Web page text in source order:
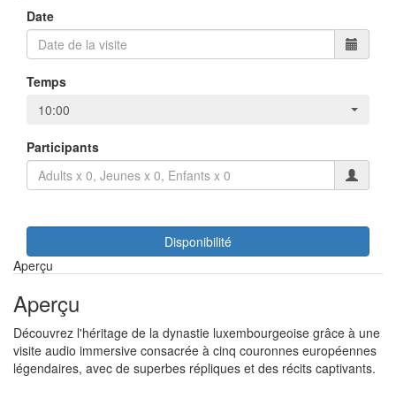
Date
Temps
10:00
Participants
Disponibilité
Aperçu
Aperçu
Découvrez l'héritage de la dynastie luxembourgeoise grâce à une
visite audio immersive consacrée à cinq couronnes européennes
légendaires, avec de superbes répliques et des récits captivants.